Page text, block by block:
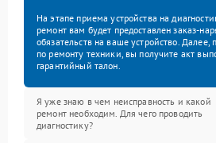
На этапе приема устройства на
ремонт вам будет предоставлен заказ-
обязательств на ваше устройство. Далее,
по ремонту техники, вы получите акт
гарантийный талон.
Я уже знаю в чем неисправность и какой
ремонт необходим. Для чего проводить
диагностику?